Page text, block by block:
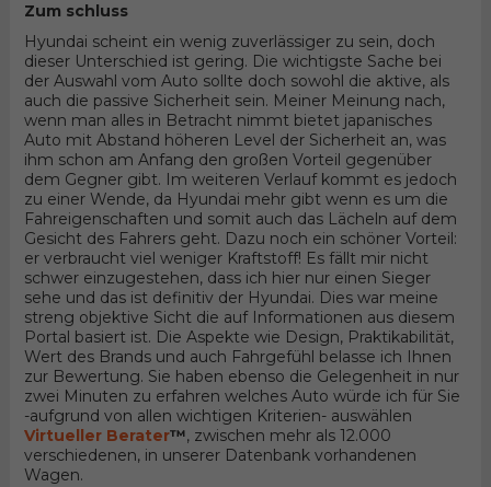
Zum schluss
Hyundai scheint ein wenig zuverlässiger zu sein, doch
dieser Unterschied ist gering. Die wichtigste Sache bei
der Auswahl vom Auto sollte doch sowohl die aktive, als
auch die passive Sicherheit sein. Meiner Meinung nach,
wenn man alles in Betracht nimmt bietet japanisches
Auto mit Abstand höheren Level der Sicherheit an, was
ihm schon am Anfang den großen Vorteil gegenüber
dem Gegner gibt. Im weiteren Verlauf kommt es jedoch
zu einer Wende, da Hyundai mehr gibt wenn es um die
Fahreigenschaften und somit auch das Lächeln auf dem
Gesicht des Fahrers geht. Dazu noch ein schöner Vorteil:
er verbraucht viel weniger Kraftstoff! Es fällt mir nicht
schwer einzugestehen, dass ich hier nur einen Sieger
sehe und das ist definitiv der Hyundai. Dies war meine
streng objektive Sicht die auf Informationen aus diesem
Portal basiert ist. Die Aspekte wie Design, Praktikabilität,
Wert des Brands und auch Fahrgefühl belasse ich Ihnen
zur Bewertung. Sie haben ebenso die Gelegenheit in nur
zwei Minuten zu erfahren welches Auto würde ich für Sie
-aufgrund von allen wichtigen Kriterien- auswählen
Virtueller Berater™, zwischen mehr als 12.000
verschiedenen, in unserer Datenbank vorhandenen
Wagen.